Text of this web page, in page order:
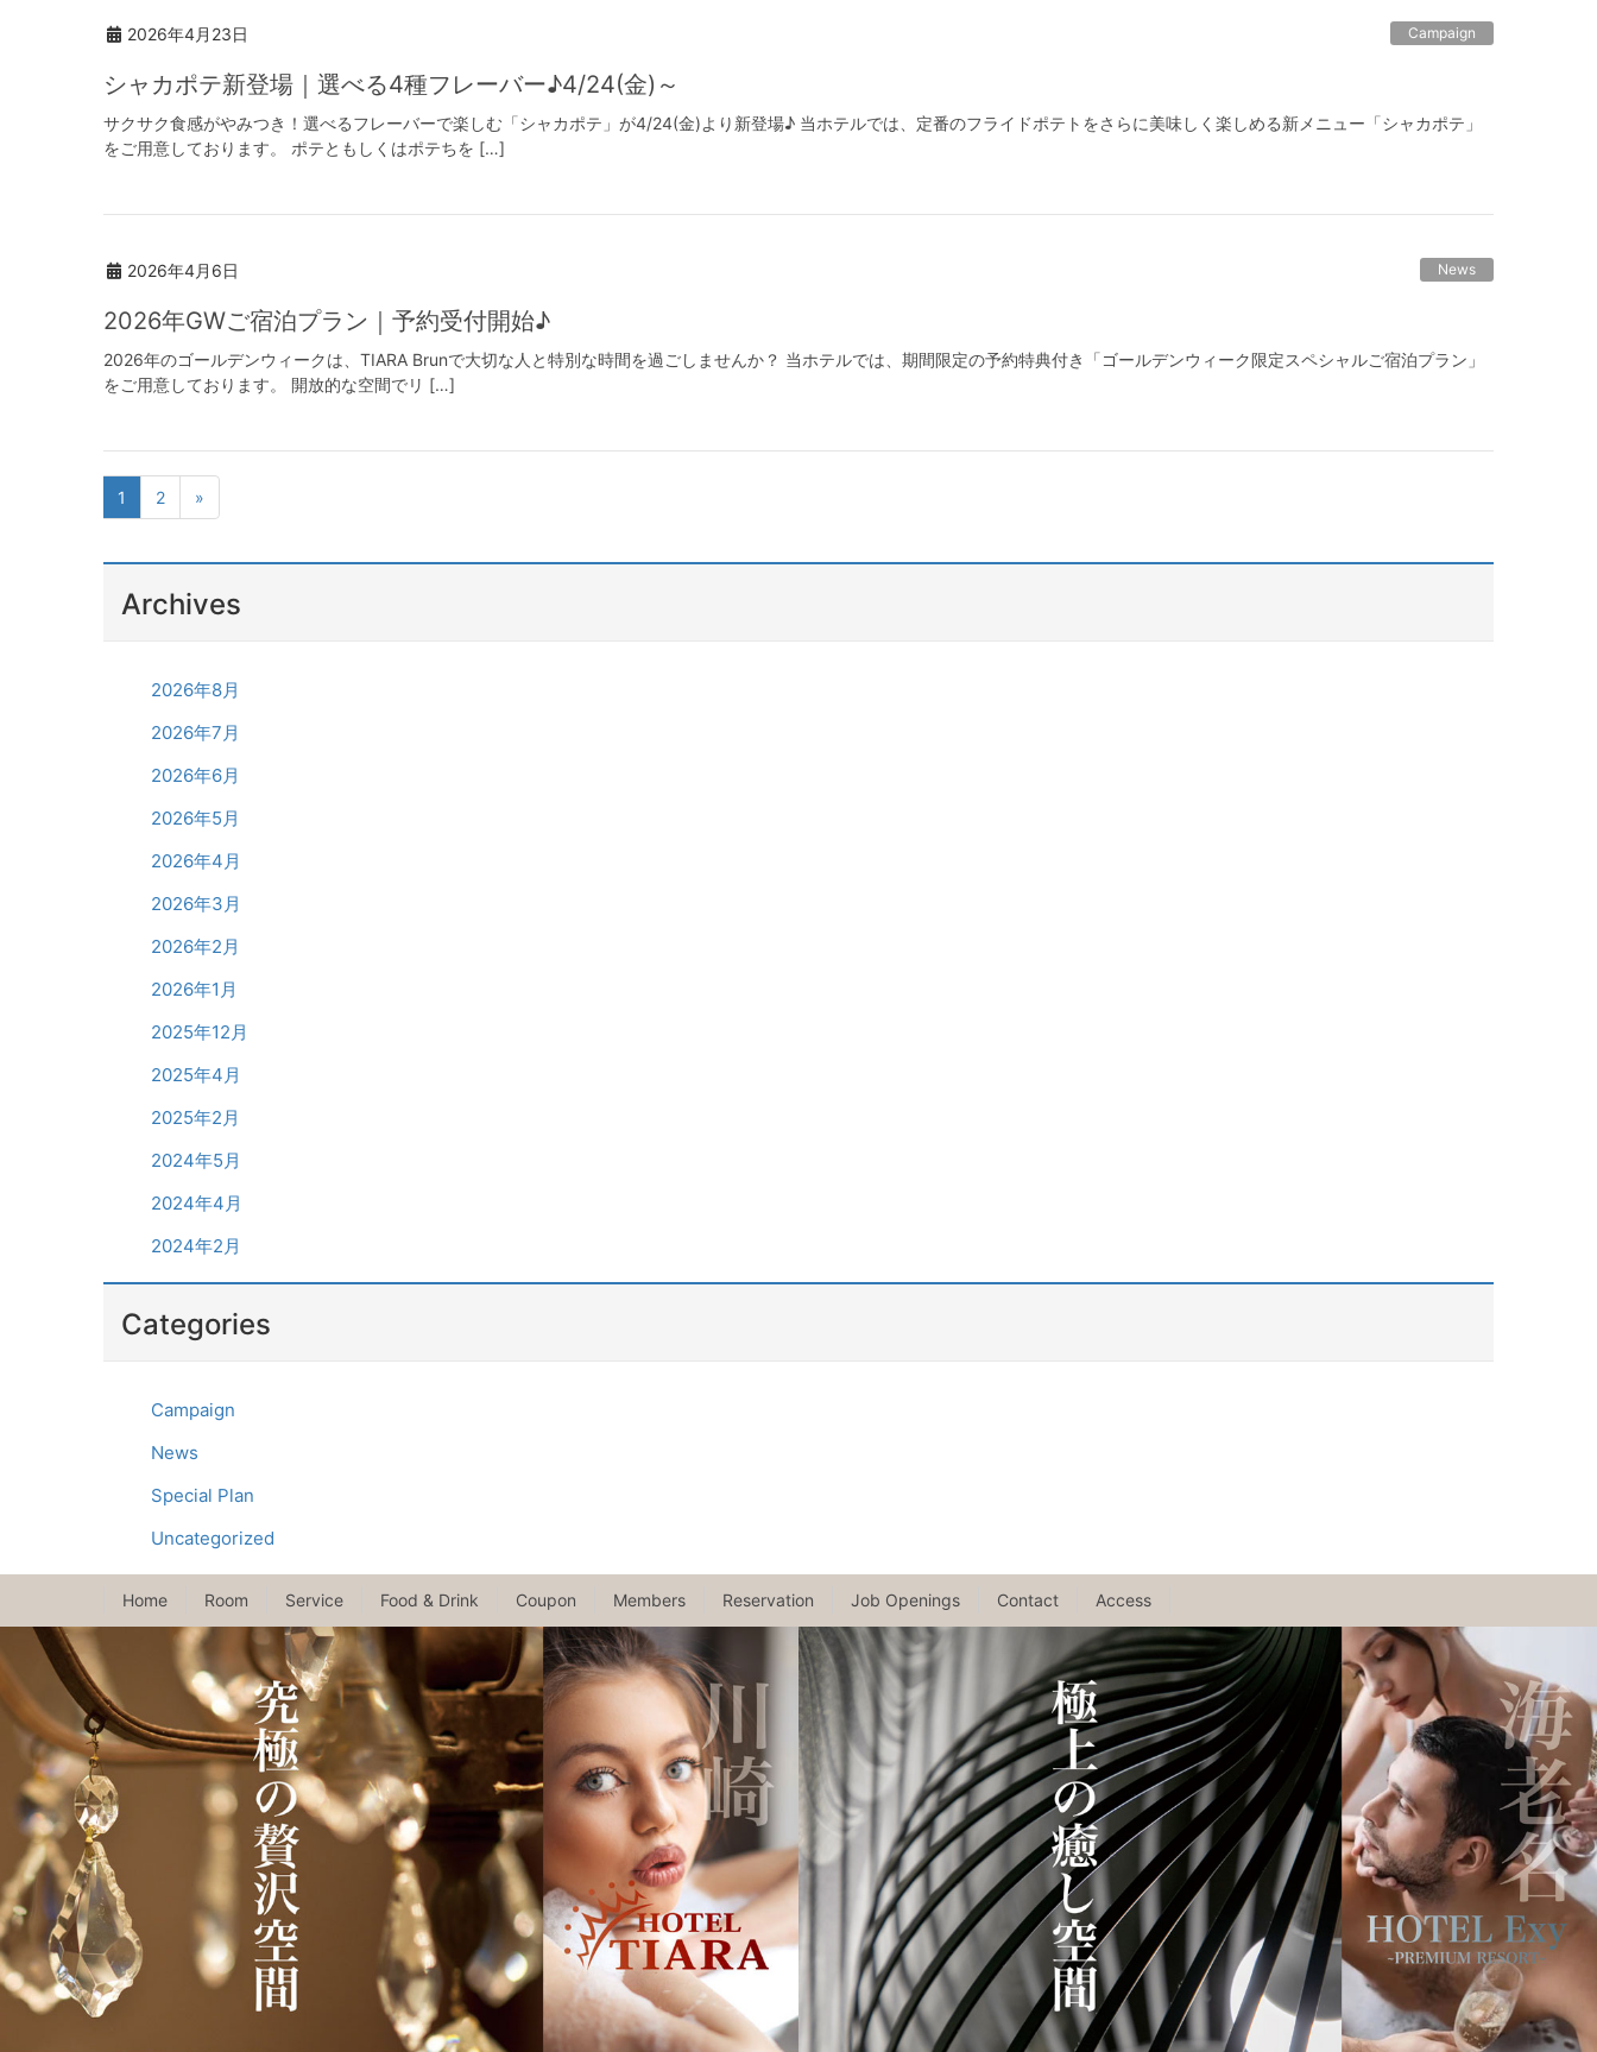
2026年4月23日 Campaign
シャカポテ新登場｜選べる4種フレーバー♪4/24(金)～
サクサク食感がやみつき！選べるフレーバーで楽しむ「シャカポテ」が4/24(金)より新登場♪ 当ホテルでは、定番のフライドポテトをさらに美味しく楽しめる新メニュー「シャカポテ」
をご用意しております。 ポテともしくはポテちを […]
2026年4月6日 News
2026年GWご宿泊プラン｜予約受付開始♪
2026年のゴールデンウィークは、TIARA Brunで大切な人と特別な時間を過ごしませんか？ 当ホテルでは、期間限定の予約特典付き「ゴールデンウィーク限定スペシャルご宿泊プラン」
をご用意しております。 開放的な空間でリ […]
1 2 »
Archives
2026年8月
2026年7月
2026年6月
2026年5月
2026年4月
2026年3月
2026年2月
2026年1月
2025年12月
2025年4月
2025年2月
2024年5月
2024年4月
2024年2月
Categories
Campaign
News
Special Plan
Uncategorized
Home Room Service Food & Drink Coupon Members Reservation Job Openings Contact Access